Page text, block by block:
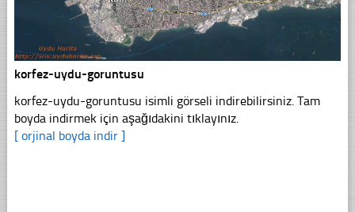
korfez-uydu-goruntusu
korfez-uydu-goruntusu isimli görseli indirebilirsiniz. Tam
boyda indirmek için aşağıdakini tıklayınız.
[ orjinal boyda indir ]